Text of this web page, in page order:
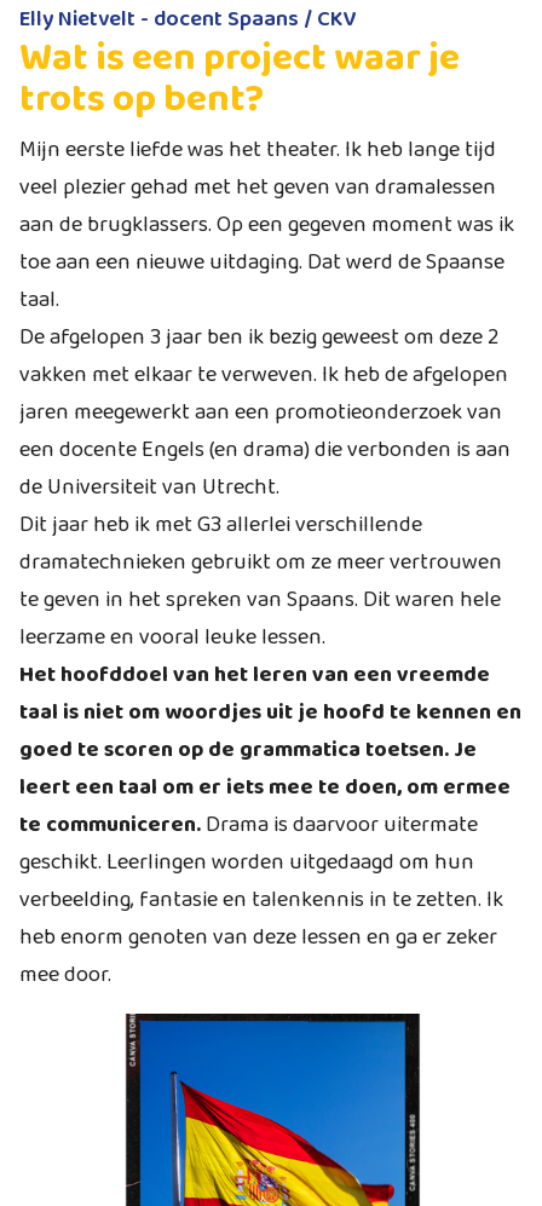
Elly Nietvelt - docent Spaans / CKV
Wat is een project waar je
trots op bent?
Mijn eerste liefde was het theater. Ik heb lange tijd
veel plezier gehad met het geven van dramalessen
aan de brugklassers. Op een gegeven moment was ik
toe aan een nieuwe uitdaging. Dat werd de Spaanse
taal.
De afgelopen 3 jaar ben ik bezig geweest om deze 2
vakken met elkaar te verweven. Ik heb de afgelopen
jaren meegewerkt aan een promotieonderzoek van
een docente Engels (en drama) die verbonden is aan
de Universiteit van Utrecht.
Dit jaar heb ik met G3 allerlei verschillende
dramatechnieken gebruikt om ze meer vertrouwen
te geven in het spreken van Spaans. Dit waren hele
leerzame en vooral leuke lessen.
Het hoofddoel van het leren van een vreemde
taal is niet om woordjes uit je hoofd te kennen en
goed te scoren op de grammatica toetsen. Je
leert een taal om er iets mee te doen, om ermee
te communiceren.Drama is daarvoor uitermate
geschikt. Leerlingen worden uitgedaagd om hun
verbeelding, fantasie en talenkennis in te zetten. Ik
heb enorm genoten van deze lessen en ga er zeker
mee door.